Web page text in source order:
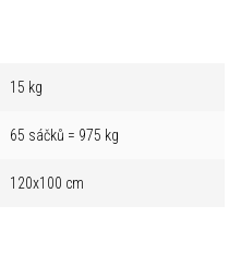
15 kg
65 sáčků = 975 kg
120x100 cm